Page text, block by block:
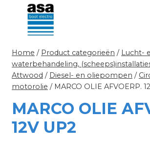
Doorgaan
inhoud
Home / Product categorieën / Lucht-
waterbehandeling,
Attwood / Diesel- en oliepompen /
motorolie / MARCO OLIE AFVOERP.
MARCO OLIE
12V UP2